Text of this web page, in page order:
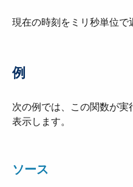
現在の時刻をミリ秒単位で
例
次の例では、この関数が
表示します。
ソース